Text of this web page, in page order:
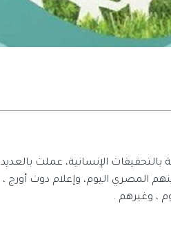
الإنسانية، عملت بالعديد
المصري اليوم، وإعلام دوت أورج ،
، وغيرهم .